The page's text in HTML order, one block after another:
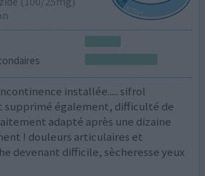
installée..... sifrol
supprimé également, difficulté de
adapté après une dizaine
! douleurs articulaires et
devenant difficile, sècheresse yeux